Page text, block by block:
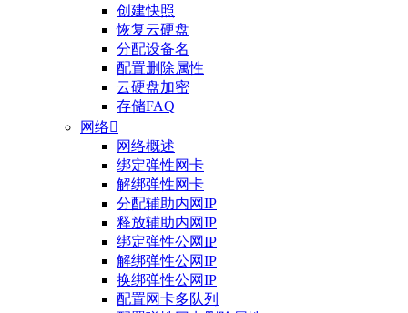
创建快照
恢复云硬盘
分配设备名
配置删除属性
云硬盘加密
存储FAQ
网络
网络概述
绑定弹性网卡
解绑弹性网卡
分配辅助内网IP
释放辅助内网IP
绑定弹性公网IP
解绑弹性公网IP
换绑弹性公网IP
配置网卡多队列